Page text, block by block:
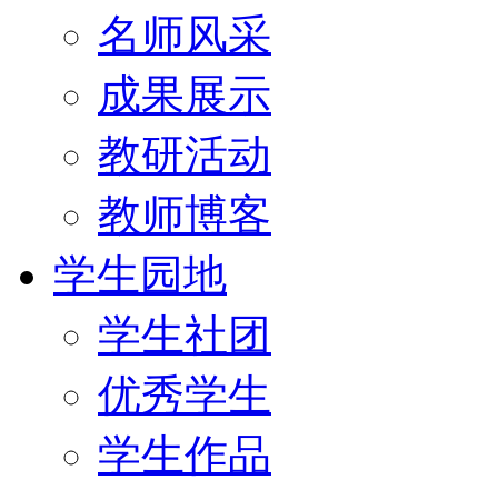
名师风采
成果展示
教研活动
教师博客
学生园地
学生社团
优秀学生
学生作品